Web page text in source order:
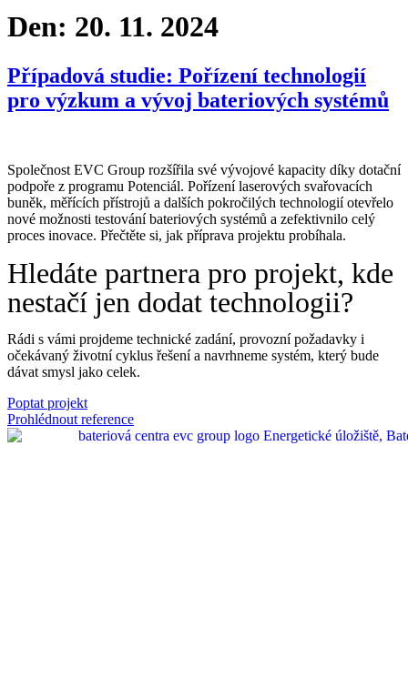
Den: 20. 11. 2024
Případová studie: Pořízení technologií
pro výzkum a vývoj bateriových systémů
Společnost EVC Group rozšířila své vývojové kapacity díky dotační
podpoře z programu Potenciál. Pořízení laserových svařovacích
buněk, měřících přístrojů a dalších pokročilých technologií otevřelo
nové možnosti testování bateriových systémů a zefektivnilo celý
proces inovace. Přečtěte si, jak příprava projektu probíhala.
Hledáte partnera pro projekt, kde
nestačí jen dodat technologii?
Rádi s vámi projdeme technické zadání, provozní požadavky i
očekávaný životní cyklus řešení a navrhneme systém, který bude
dávat smysl jako celek.
Poptat projekt
Prohlédnout reference